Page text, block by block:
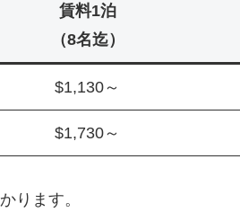
賃料1泊
（8名迄）
$1,130～
$1,730～
ります。